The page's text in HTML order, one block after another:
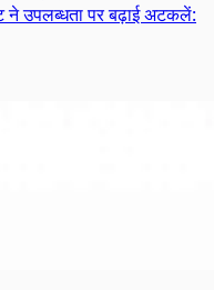
ने उपलब्धता पर बढ़ाई अटकलें: